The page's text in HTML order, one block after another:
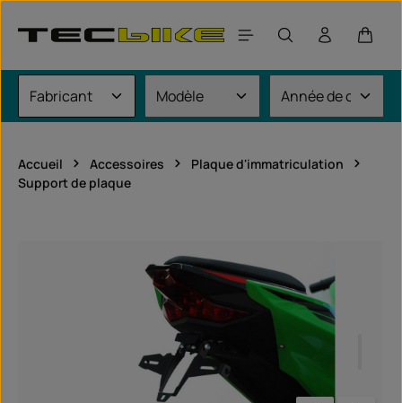
Le
Accueil Accessoires
Plaque d'immatriculation
Support de plaque